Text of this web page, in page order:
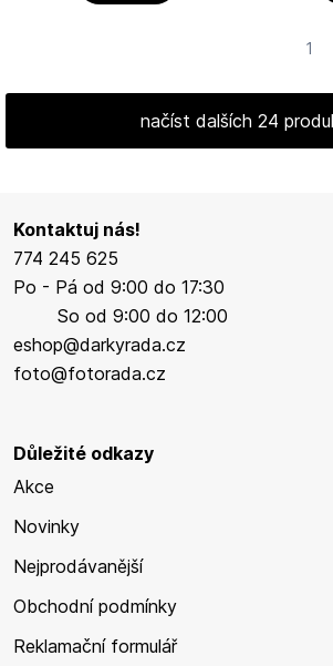
1
načíst dalších 24
Kontaktuj nás!
774 245 625
Po - Pá od 9:00 do 17:30
So od 9:00 do 12:00
eshop@darkyrada.cz
foto@fotorada.cz
Důležité odkazy
Akce
Novinky
Nejprodávanější
Obchodní podmínky
Reklamační formulář